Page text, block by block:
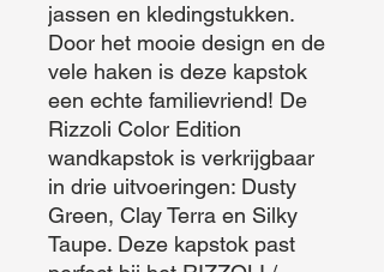
jassen en kledingstukken.
Door het mooie design en de
vele haken is deze kapstok
een echte familievriend! De
Rizzoli Color Edition
wandkapstok is verkrijgbaar
in drie uitvoeringen: Dusty
Green, Clay Terra en Silky
Taupe. Deze kapstok past